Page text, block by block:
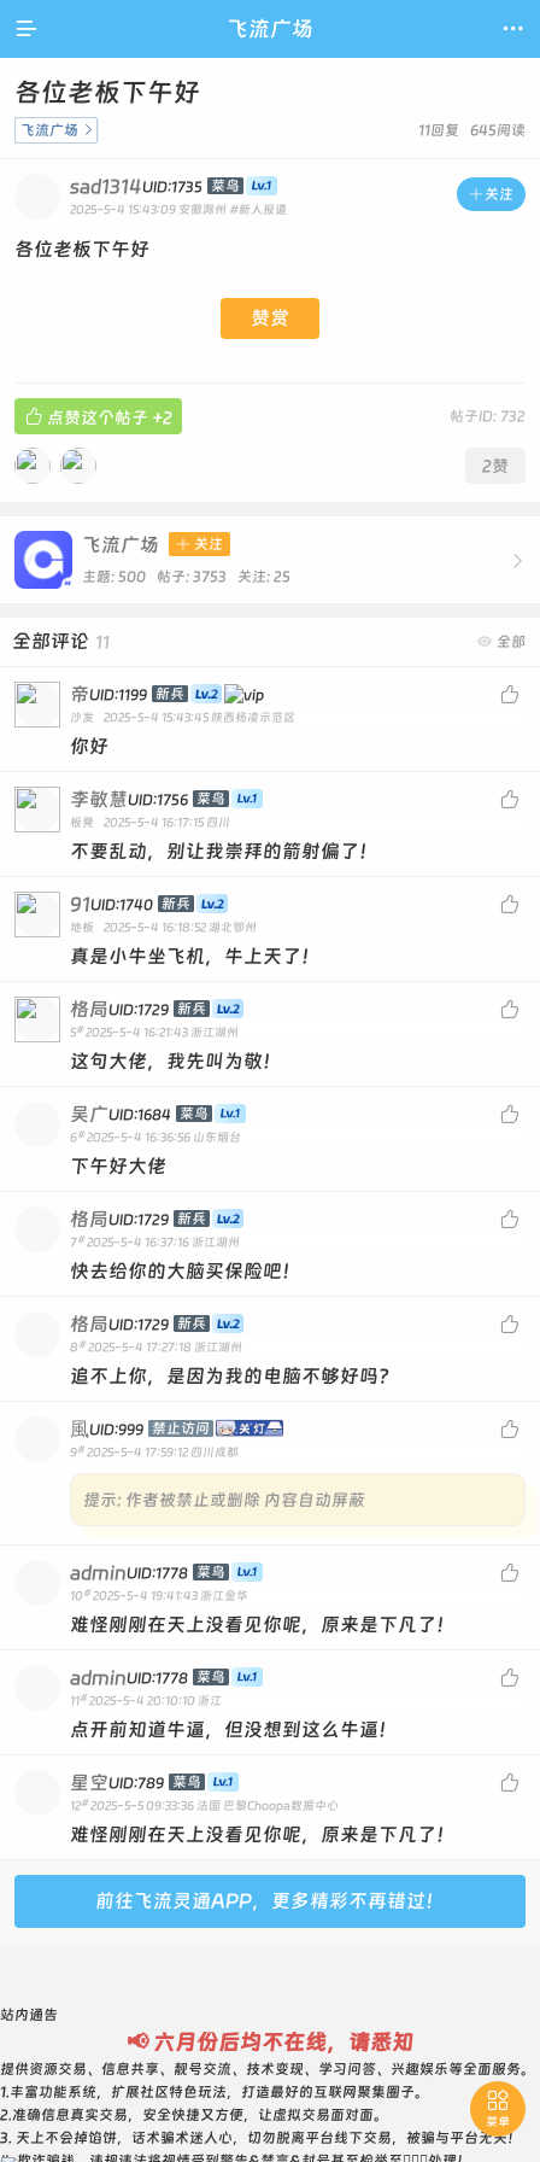
 飞流广场 
各位老板下午好
11回复 645阅读
飞流广场 
 关注
sad1314UID:1735 菜鸟
2025-5-4 15:43:09 安徽滁州 #新人报道
各位老板下午好
赞赏
帖子ID: 732
 点赞这个帖子 +2
2赞

飞流广场  关注
主题: 500 帖子: 3753 关注: 25
 全部
全部评论 11

帝UID:1199 新兵
沙发 2025-5-4 15:43:45 陕西杨凌示范区
你好

李敏慧UID:1756 菜鸟
板凳 2025-5-4 16:17:15 四川
不要乱动，别让我崇拜的箭射偏了！

91UID:1740 新兵
地板 2025-5-4 16:18:52 湖北鄂州
真是小牛坐飞机，牛上天了！

格局UID:1729 新兵
5# 2025-5-4 16:21:43 浙江湖州
这句大佬，我先叫为敬！

吴广UID:1684 菜鸟
6# 2025-5-4 16:36:56 山东烟台
下午好大佬

格局UID:1729 新兵
7# 2025-5-4 16:37:16 浙江湖州
快去给你的大脑买保险吧！

格局UID:1729 新兵
8 # 2025-5-4 17:27:18 浙江湖州
追不上你，是因为我的电脑不够好吗？

風UID:999 禁止访问
9# 2025-5-4 17:59:12 四川成都
提示: 作者被禁止或删除 内容自动屏蔽

adminUID:1778 菜鸟
10 # 2025-5-4 19:41:43 浙江金华
难怪刚刚在天上没看见你呢，原来是下凡了！

adminUID:1778 菜鸟
11# 2025-5-4 20:10:10 浙江
点开前知道牛逼，但没想到这么牛逼！

星空UID:789 菜鸟
12# 2025-5-5 09:33:36 法国 巴黎Choopa数据中心
难怪刚刚在天上没看见你呢，原来是下凡了！
前往飞流灵通APP，更多精彩不再错过！

菜单
站内通告
📢 六月份后均不在线，请悉知
提供资源交易、信息共享、靓号交流、技术变现、学习问答、兴趣娱乐等全面服务。
1.丰富功能系统，扩展社区特色玩法，打造最好的互联网聚集圈子。
2.准确信息真实交易，安全快捷又方便，让虚拟交易面对面。
3. 天上不会掉馅饼，话术骗术迷人心，切勿脱离平台线下交易，被骗与平台无关！